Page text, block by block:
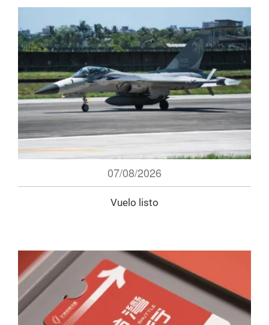
07/08/2026
Vuelo listo